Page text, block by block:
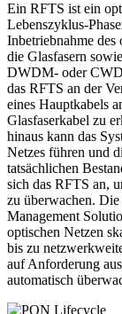
Ein RFTS ist ein
Lebenszyklus-
Inbetriebnahme des
die Glasfasern
DWDM- oder
das RFTS an der
eines Hauptkabels
Glasfaserkabel zu
hinaus kann das
Netzes führen und
tatsächlichen
sich das RFTS an,
zu überwachen.
Management
optischen Netzen
bis zu
auf Anforderung
automatisch